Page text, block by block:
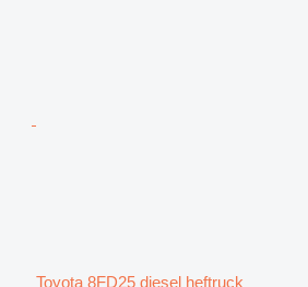
Toyota 8FD25 diesel heftruck